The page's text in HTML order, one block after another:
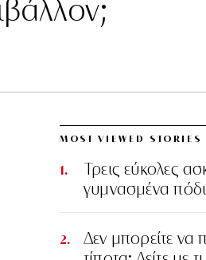
MOST VIEWED STORIES
Τρεις εύκολες
γυμνασμένα
Δεν μπορείτε να